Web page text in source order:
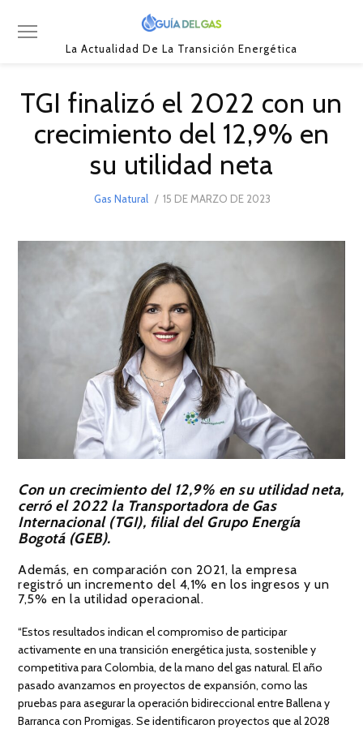
La Actualidad De La Transición Energética
TGI finalizó el 2022 con un
crecimiento del 12,9% en
su utilidad neta
Gas Natural
POSTED
15 DE MARZO DE 2023
Con un crecimiento del 12,9% en su utilidad neta,
cerró el 2022 la Transportadora de Gas
Internacional (TGI), filial del Grupo Energía
Bogotá (GEB).
Además, en comparación con 2021, la empresa
registró un incremento del 4,1% en los ingresos y un
7,5% en la utilidad operacional.
“Estos resultados indican el compromiso de participar
activamente en una transición energética justa, sostenible y
competitiva para Colombia, de la mano del gas natural. El año
pasado avanzamos en proyectos de expansión, como las
pruebas para asegurar la operación bidireccional entre Ballena y
Barranca con Promigas. Se identificaron proyectos que al 2028